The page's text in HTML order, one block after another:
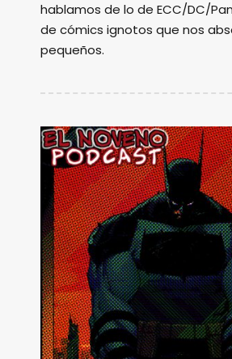
hablamos de lo de ECC/DC/
de cómics ignotos que nos
pequeños.